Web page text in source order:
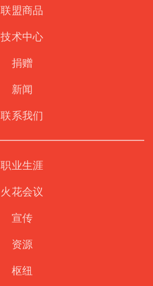
联盟商品
技术中心
捐赠
新闻
联系我们
职业生涯
火花会议
宣传
资源
枢纽